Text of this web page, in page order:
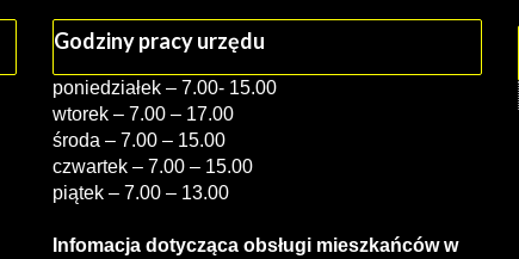
Godziny pracy urzędu
poniedziałek – 7.00- 15.00
wtorek – 7.00 – 17.00
środa – 7.00 – 15.00
czwartek – 7.00 – 15.00
piątek – 7.00 – 13.00
Infomacja dotycząca obsługi mieszkańców w